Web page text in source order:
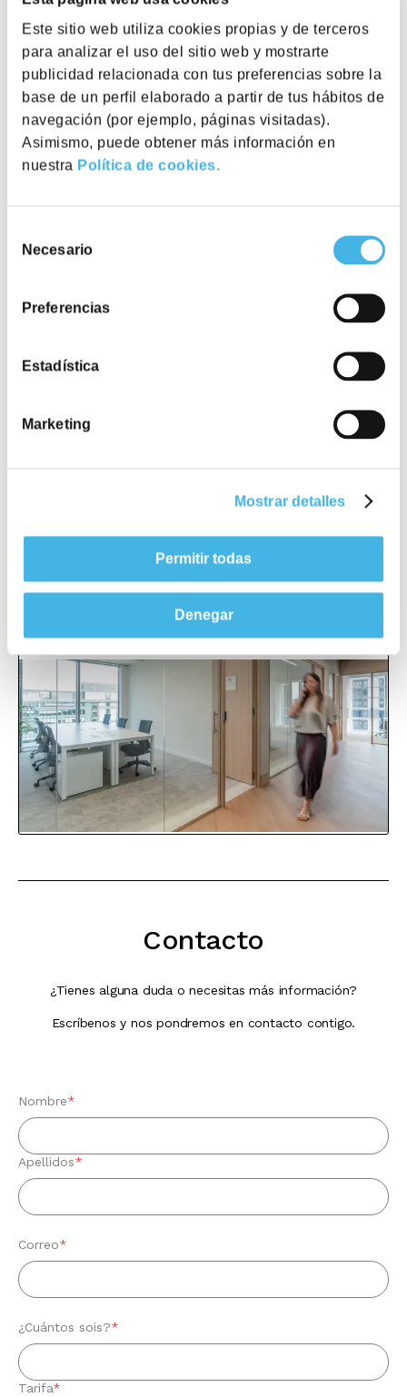
Este sitio web utiliza cookies propias y de terceros
para analizar el uso del sitio web y mostrarte
publicidad relacionada con tus preferencias sobre la
base de un perfil elaborado a partir de tus hábitos de
navegación (por ejemplo, páginas visitadas).
Asimismo, puede obtener más información en
nuestra Política de cookies.
deNecesario
Preferencias
Estadística
Marketing
Mostrar detalles
Permitir todas
Denegar
Desde la perspectiva de las personas, elespacio de trabajo
también gana peso en la toma de decisiones. La oficina ya
no es un lugar al que se acude por obligación, sino un
entorno al que merece la pena desplazarse
cuando aporta
valor real.La calidad del entorno, su capacidad para
facilitar la concentración, el intercambio o la conexión con
el equipo se convierten en un
factor diferencial
de decidircuándo y cómo ir a la oficina.
Así, el debate deja de centrarse en la presencialidad, y se
desplaza hacia una cuestión más relevante:
Ver todos
arquitectura al servicio de las personas
una opción. Y esa libertad ha
lugares en los que trabajamos. Ya no
funcional, debeaportar valor, inspirar
Leer más
Contacto
¿Tienes alguna duda o necesitas más información?
Escríbenos y nos pondremos en contacto contigo.
Nombre*
Apellidos*
Correo*
¿Cuántos sois?*
Tarifa*